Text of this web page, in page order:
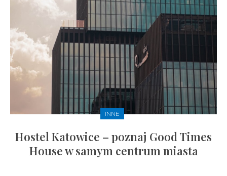
INNE
Hostel Katowice – poznaj Good Times
House w samym centrum miasta